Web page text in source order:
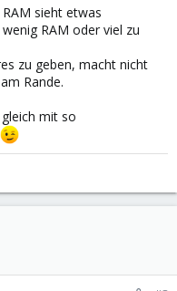
vm-1000-disk-
40e6-b6c1-7df6f549fa4e
91c0-89de4c3a55ef
sieht etwas
RAM oder viel zu
zu geben, macht nicht
Rande.
mit so